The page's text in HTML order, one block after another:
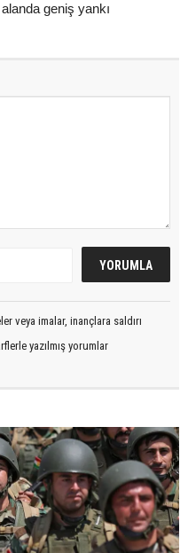
geniş yankı
veya imalar, inançlara saldırı
yazılmış yorumlar